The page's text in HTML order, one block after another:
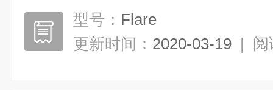
型号： Flare
更新时间： 2020-03-19 | 阅